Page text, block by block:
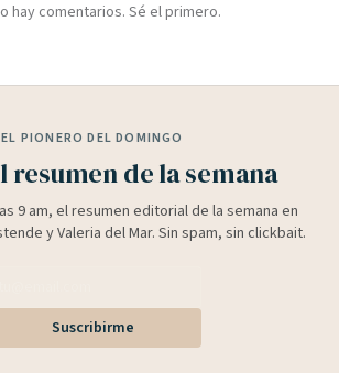
hay comentarios. Sé el primero.
EL PIONERO DEL DOMINGO
resumen de la semana
9 am, el resumen editorial de la semana en
y Valeria del Mar. Sin spam, sin clickbait.
Suscribirme